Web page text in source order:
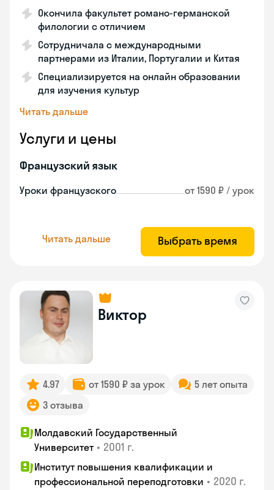
Окончила факультет романо-германской
филологии с отличием
Сотрудничала с международными
партнерами из Италии, Португалии и Китая
Специализируется на онлайн образовании
для изучения культур
Читать дальше
Услуги и цены
Французский язык
Уроки французского от 1590 ₽ / урок
Читать дальше Выбрать время
Виктор
4.97 от 1590 ₽ за урок
5 лет опыта
3 отзыва
Молдавский Государственный
Университет • 2001 г.
Институт повышения квалификации и
профессиональной переподготовки • 2020 г.